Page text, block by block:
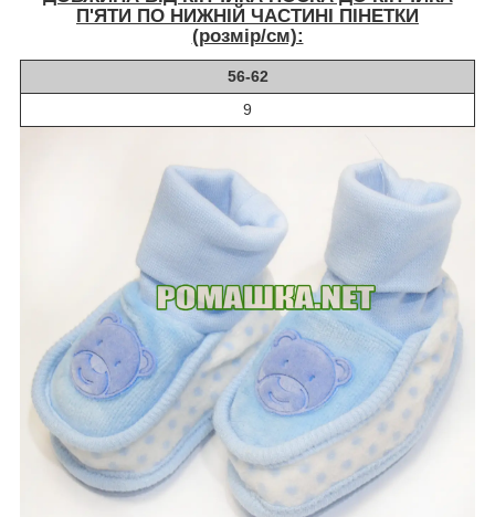
П'ЯТИ ПО НИЖНІЙ ЧАСТИНІ ПІНЕТКИ
(розмір/см):
56-62
9